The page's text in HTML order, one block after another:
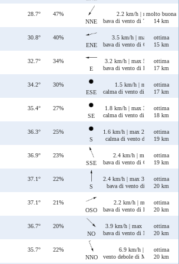
28.7°
47%
NNE
2.2 km/h | max 6.1 km/h
bava di vento di Tramontana/
molto buona
14 km
30.8°
40%
ENE
3.5 km/h | max 9.1 km/h
bava di vento di Grecale/
ottima
15 km
32.7°
34%
E
3.2 km/h | max 5 km/h
bava di vento di Levante
ottima
17 km
34.2°
30%
ESE
1.5 km/h | max 4.5 km/h
calma di vento di Levante/
ottima
17 km
35.4°
27%
SE
1.8 km/h | max 3.1 km/h
calma di vento di Scirocco
ottima
18 km
36.3°
25%
S
1.6 km/h | max 2.2 km/h
calma di vento di Ostro
ottima
19 km
36.9°
23%
SSE
2.4 km/h | max 3 km/h
bava di vento di Ostro/Scirocco
ottima
19 km
37.1°
22%
S
2.4 km/h | max 3.2 km/h
bava di vento di Ostro
ottima
20 km
37.1°
21%
OSO
2.2 km/h | max 4.8 km/h
bava di vento di Libeccio/
ottima
20 km
36.7°
20%
NO
3.9 km/h | max 10 km/h
bava di vento di Maestrale
ottima
20 km
35.7°
22%
NNO
6.9 km/h | max 11 km/h
vento debole di Maestrale/
ottima
20 km